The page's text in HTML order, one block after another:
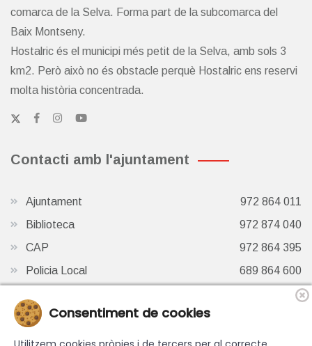
comarca de la Selva. Forma part de la subcomarca del
Baix Montseny.
Hostalric és el municipi més petit de la Selva, amb sols 3
km2. Però això no és obstacle perquè Hostalric ens reservi
molta història concentrada.
Contacti amb l'ajuntament
Ajuntament
972 864 011
Biblioteca
972 874 040
CAP
972 864 395
Policia Local
689 864 600
972 87 41 65
Consentiment de cookies